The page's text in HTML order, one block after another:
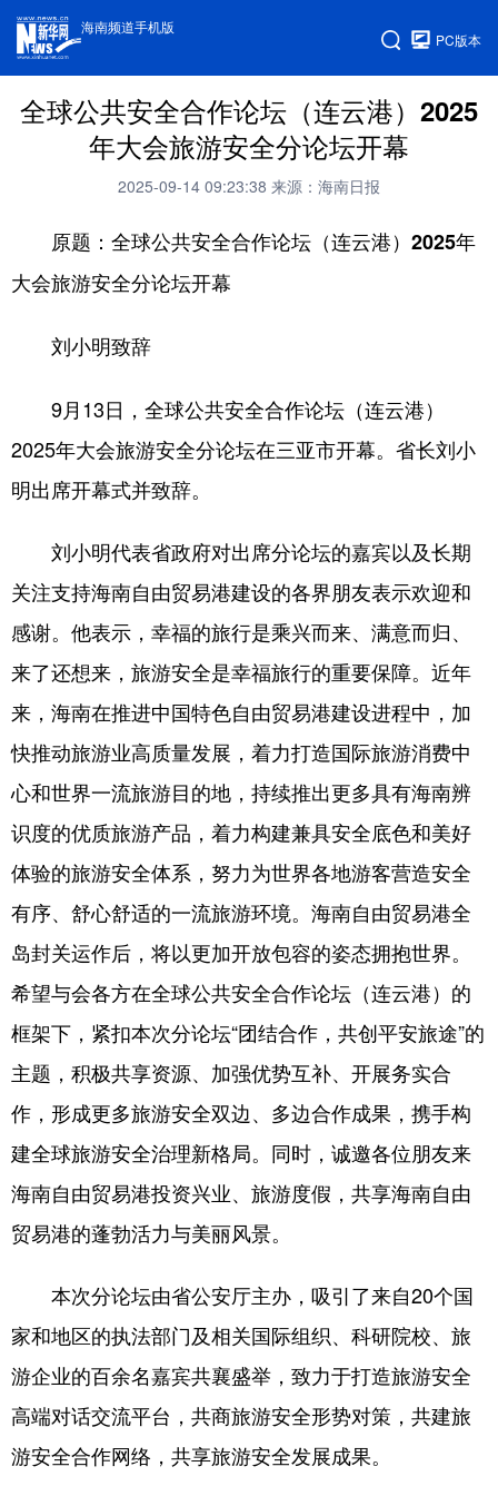
海南频道手机版
PC版本
全球公共安全合作论坛（连云港）2025
年大会旅游安全分论坛开幕
2025-09-14 09:23:38 来源：海南日报
原题：全球公共安全合作论坛（连云港）2025年
大会旅游安全分论坛开幕
刘小明致辞
9月13日，全球公共安全合作论坛（连云港）
2025年大会旅游安全分论坛在三亚市开幕。省长刘小
明出席开幕式并致辞。
刘小明代表省政府对出席分论坛的嘉宾以及长期
关注支持海南自由贸易港建设的各界朋友表示欢迎和
感谢。他表示，幸福的旅行是乘兴而来、满意而归、
来了还想来，旅游安全是幸福旅行的重要保障。近年
来，海南在推进中国特色自由贸易港建设进程中，加
快推动旅游业高质量发展，着力打造国际旅游消费中
心和世界一流旅游目的地，持续推出更多具有海南辨
识度的优质旅游产品，着力构建兼具安全底色和美好
体验的旅游安全体系，努力为世界各地游客营造安全
有序、舒心舒适的一流旅游环境。海南自由贸易港全
岛封关运作后，将以更加开放包容的姿态拥抱世界。
希望与会各方在全球公共安全合作论坛（连云港）的
框架下，紧扣本次分论坛“团结合作，共创平安旅途”的
主题，积极共享资源、加强优势互补、开展务实合
作，形成更多旅游安全双边、多边合作成果，携手构
建全球旅游安全治理新格局。同时，诚邀各位朋友来
海南自由贸易港投资兴业、旅游度假，共享海南自由
贸易港的蓬勃活力与美丽风景。
本次分论坛由省公安厅主办，吸引了来自20个国
家和地区的执法部门及相关国际组织、科研院校、旅
游企业的百余名嘉宾共襄盛举，致力于打造旅游安全
高端对话交流平台，共商旅游安全形势对策，共建旅
游安全合作网络，共享旅游安全发展成果。